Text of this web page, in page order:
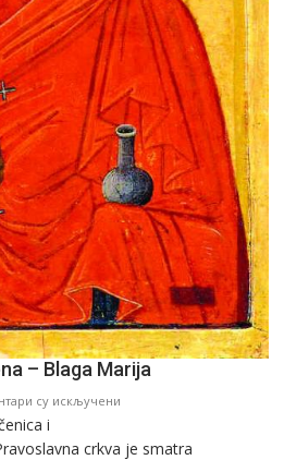
– Blaga Marija
су искључени
Marija
i
crkva je smatra